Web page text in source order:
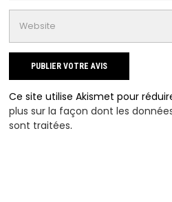
Ce site utilise Akismet pour
plus sur la façon dont les
sont traitées.